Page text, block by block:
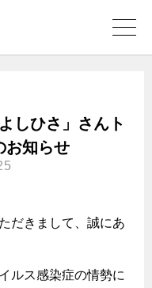
しひさ」さんト
お知らせ
だきまして、誠にあ
ルス感染症の情勢に